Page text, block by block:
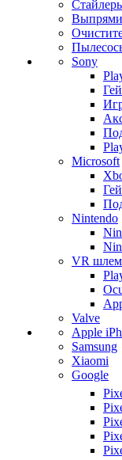
Sony
Microsoft
Nintendo
VR
Valve
Apple
Samsung
Xiaomi
Google